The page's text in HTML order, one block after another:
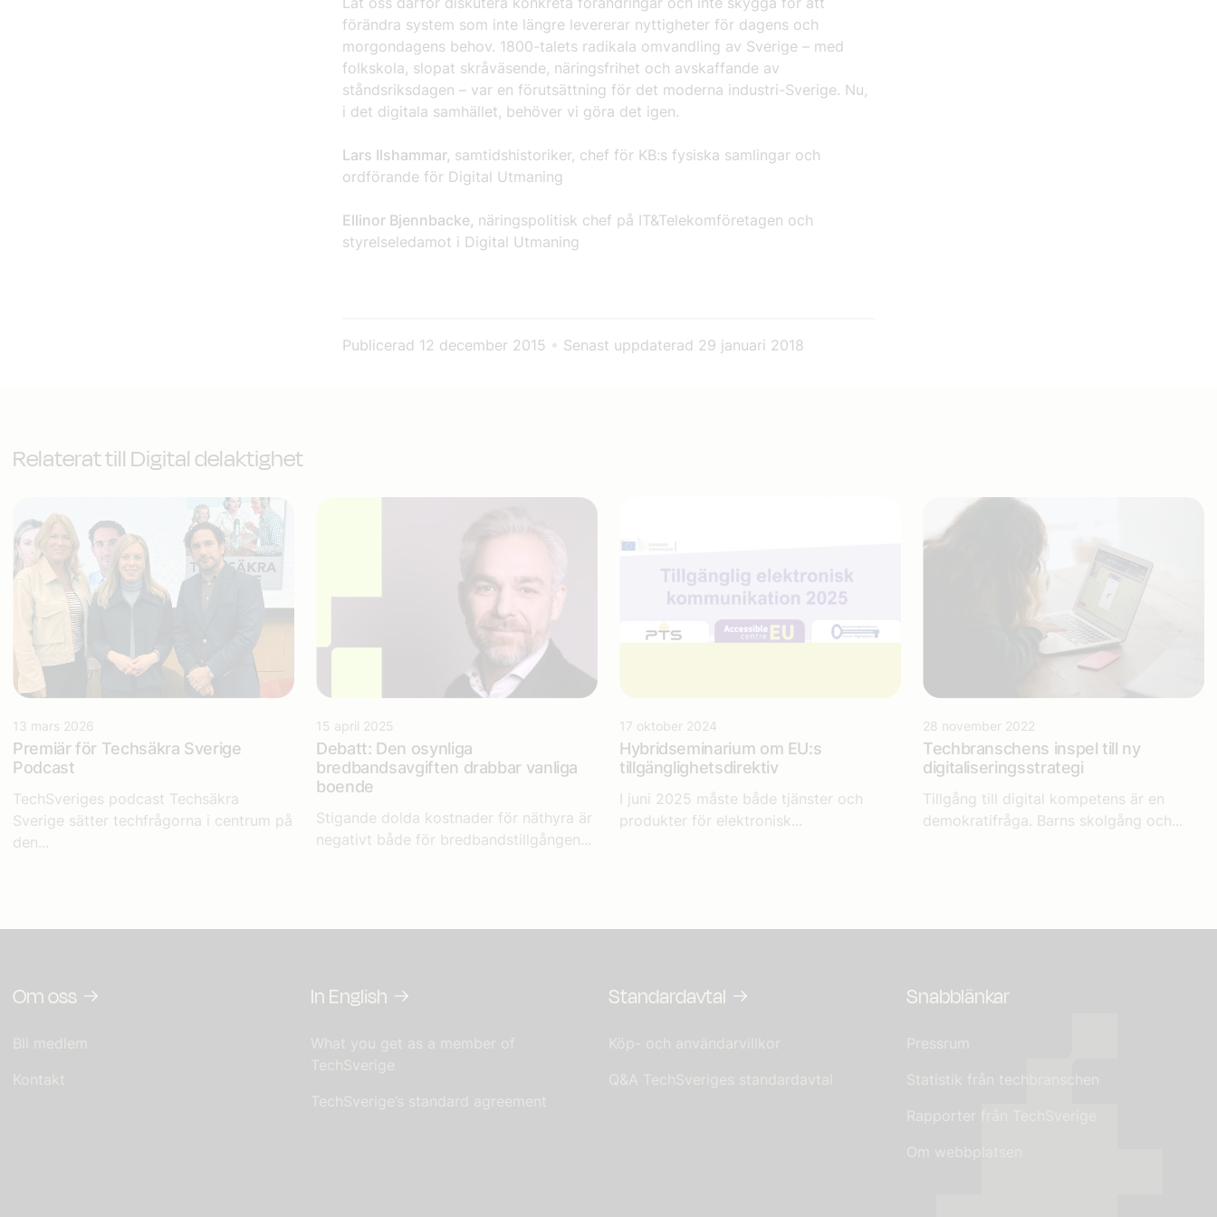
förändra system som inte längre levererar nyttigheter för dagens och
morgondagens behov. 1800-talets radikala omvandling av Sverige – med
folkskola, slopat skråväsende, näringsfrihet och avskaffande av
ståndsriksdagen – var en förutsättning för det moderna industri-Sverige. Nu,
i det digitala samhället, behöver vi göra det igen.
Lars Ilshammar, samtidshistoriker, chef för KB:s fysiska samlingar och
ordförande för Digital Utmaning
Ellinor Bjennbacke, näringspolitisk chef på IT&Telekomföretagen och
styrelseledamot i Digital Utmaning
Publicerad 12 december 2015 • Senast uppdaterad 29 januari 2018
Relaterat till Digital delaktighet
13 mars 2026
Premiär för Techsäkra Sverige
Podcast
TechSveriges podcast Techsäkra
Sverige sätter techfrågorna i centrum på
den...
15 april 2025
Debatt: Den osynliga
bredbandsavgiften drabbar vanliga
boende
Stigande dolda kostnader för näthyra är
negativt både för bredbandstillgången...
17 oktober 2024
Hybridseminarium om EU:s
tillgänglighetsdirektiv
I juni 2025 måste både tjänster och
produkter för elektronisk...
28 november 2022
Techbranschens inspel till ny
digitaliseringsstrategi
Tillgång till digital kompetens är en
demokratifråga. Barns skolgång och...
Om oss
Bli medlem
Kontakt
In English
What you get as a member of
TechSverige
TechSverige’s standard agreement
Standardavtal
Köp- och användarvillkor
Q&A TechSveriges standardavtal
Snabblänkar
Pressrum
Statistik från techbranschen
Rapporter från TechSverige
Om webbplatsen